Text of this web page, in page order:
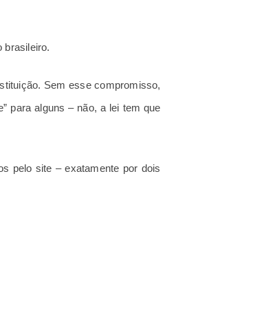
brasileiro.
Sem esse compromisso,
para alguns – não, a lei tem que
pelo site – exatamente por dois